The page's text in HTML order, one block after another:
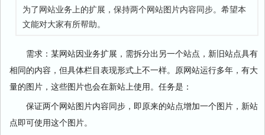
为了网站业务上的扩展，保持两个网站图片内容同步。希望本
文能对大家有所帮助。
需求：某网站因业务扩展，需拆分出另一个站点，新旧站点具有
相同的内容，但具体栏目表现形式上不一样。原网站运行多年，有大
量的图片，这些图片也会在新站上使用。任务是：
保证两个网站图片内容同步，即原来的站点增加一个图片，新站
点即可使用这个图片。